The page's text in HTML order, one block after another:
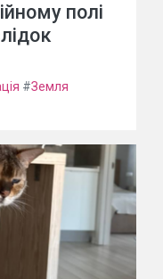
полі
#Земля